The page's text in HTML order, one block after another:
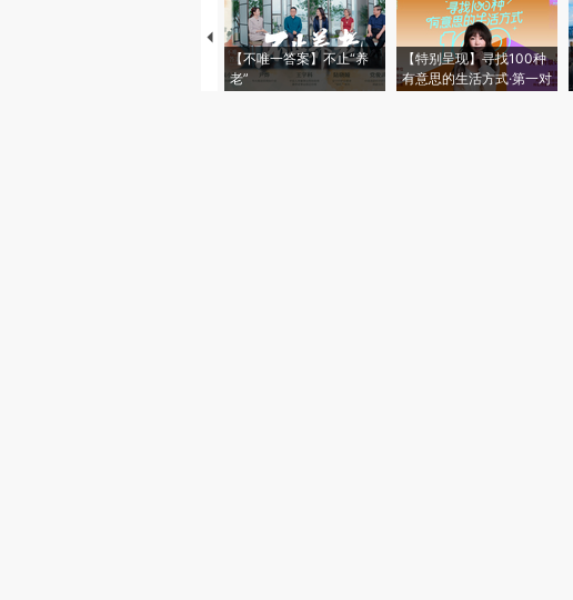
【不唯一答案】不止“养
老”
【特别呈现】寻找100种
有意思的生活方式·第一对